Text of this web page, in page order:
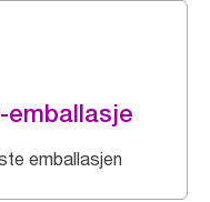
emballasje
emballasjen